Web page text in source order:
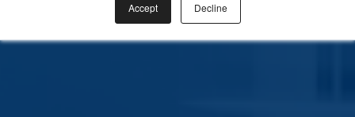
Accept Decline